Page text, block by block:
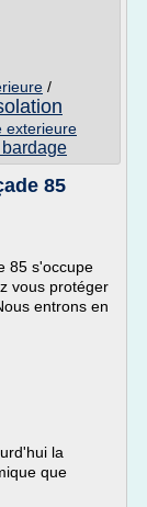
/
exterieure
85
85 s'occupe
vous protéger
entrons en
la
que